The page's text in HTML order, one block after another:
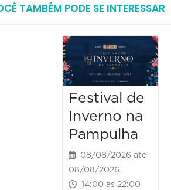
TAMBÉM PODE SE INTERESSAR
Festival de
Inverno na
Pampulha
08/08/2026 até
08/08/2026
14:00 às 22:00